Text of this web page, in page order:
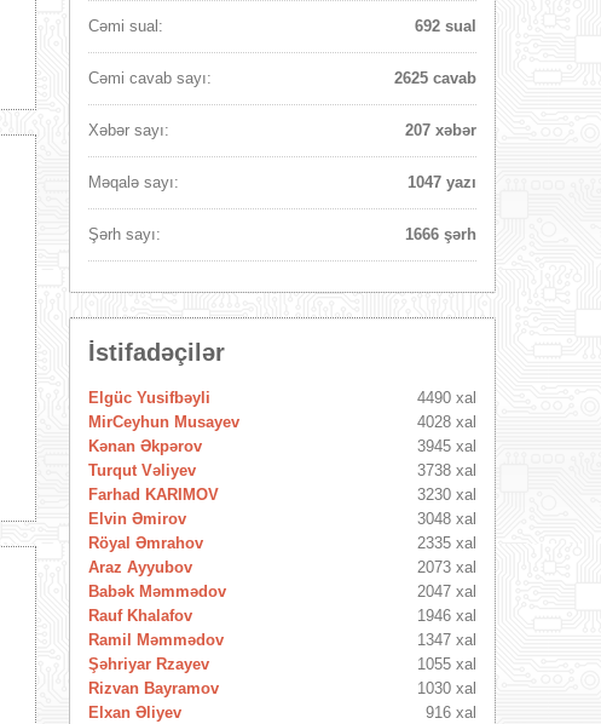
Cəmi sual: 692 sual
Cəmi cavab sayı: 2625 cavab
Xəbər sayı: 207 xəbər
Məqalə sayı: 1047 yazı
Şərh sayı: 1666 şərh
İstifadəçilər
Elgüc Yusifbəyli
4490 xal
MirCeyhun Musayev
4028 xal
Kənan Əkpərov
3945 xal
Turqut Vəliyev
3738 xal
Farhad KARIMOV
3230 xal
Elvin Əmirov
3048 xal
Röyal Əmrahov
2335 xal
Araz Ayyubov
2073 xal
Babək Məmmədov
2047 xal
Rauf Khalafov
1946 xal
Ramil Məmmədov
1347 xal
Şəhriyar Rzayev
1055 xal
Rizvan Bayramov
1030 xal
Elxan Əliyev
916 xal